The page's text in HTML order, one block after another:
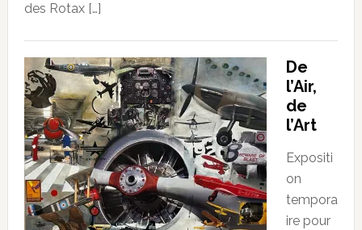
des Rotax […]
De
l’Air,
de
l’Art
Expositi
on
tempora
ire pour